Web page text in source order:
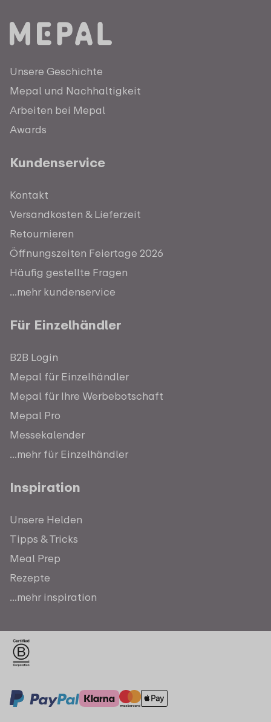
Unsere Geschichte
Mepal und Nachhaltigkeit
Arbeiten bei Mepal
Awards
Kundenservice
Kontakt
Versandkosten & Lieferzeit
Retournieren
Öffnungszeiten Feiertage 2026
Häufig gestellte Fragen
...mehr kundenservice
Für Einzelhändler
B2B Login
Mepal für Einzelhändler
Mepal für Ihre Werbebotschaft
Mepal Pro
Messekalender
...mehr für Einzelhändler
Inspiration
Unsere Helden
Tipps & Tricks
Meal Prep
Rezepte
...mehr inspiration